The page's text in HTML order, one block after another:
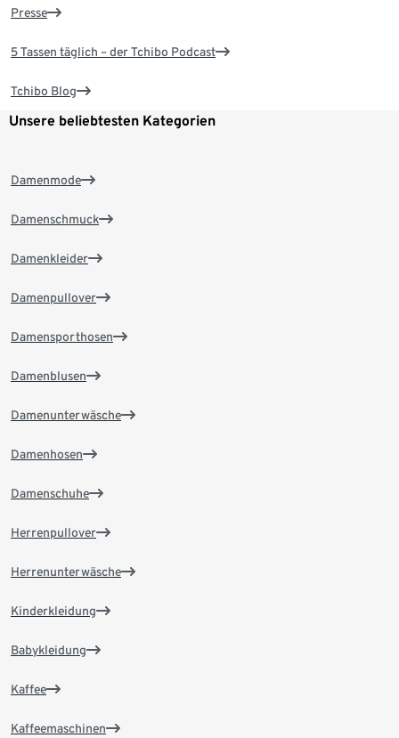
Presse
5 Tassen täglich – der Tchibo Podcast
Tchibo Blog
Unsere beliebtesten Kategorien
Damenmode
Damenschmuck
Damenkleider
Damenpullover
Damensporthosen
Damenblusen
Damenunterwäsche
Damenhosen
Damenschuhe
Herrenpullover
Herrenunterwäsche
Kinderkleidung
Babykleidung
Kaffee
Kaffeemaschinen